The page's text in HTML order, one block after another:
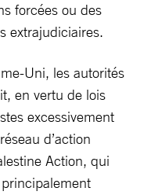
forcées ou des
extrajudiciaires.
Uni, les autorités
en vertu de lois
excessivement
d’action
Action, qui